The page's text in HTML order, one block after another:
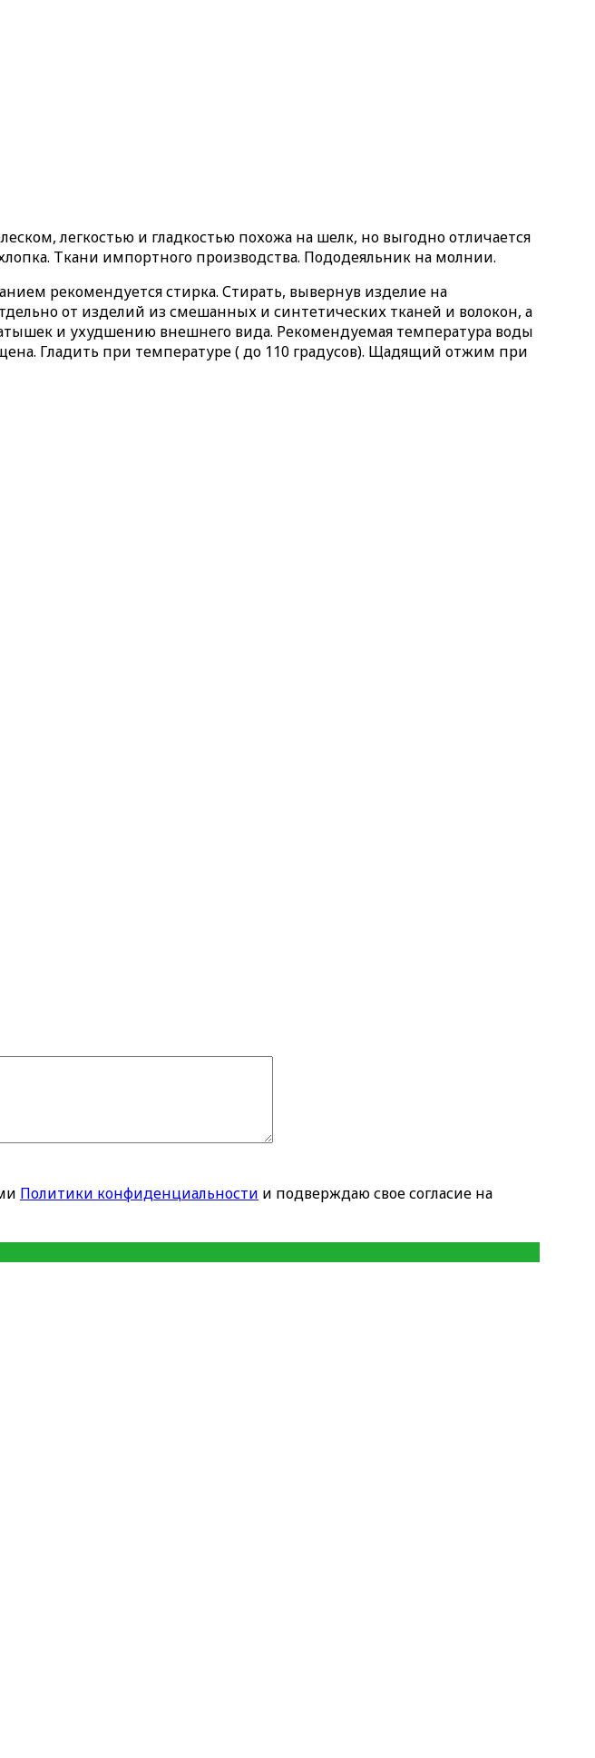
легкостью и гладкостью похожа на шелк, но выгодно отличается
Ткани импортного производства. Пододеяльник на молнии.
рекомендуется стирка. Стирать, вывернув изделие на
от изделий из смешанных и синтетических тканей и волокон, а
и ухудшению внешнего вида. Рекомендуемая температура воды
Гладить при температуре ( до 110 градусов). Щадящий отжим при
Политики конфиденциальности и подверждаю свое согласие на